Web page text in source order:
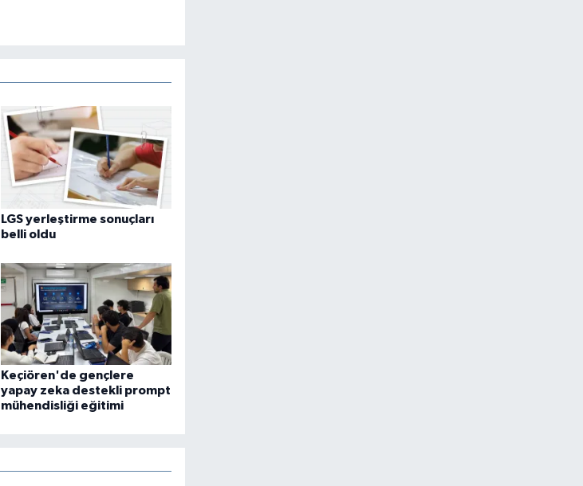
LGS yerleştirme sonuçları
belli oldu
Keçiören'de gençlere
yapay zeka destekli prompt
mühendisliği eğitimi